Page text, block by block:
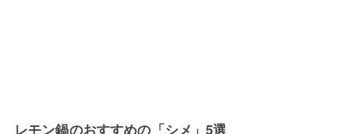
レモン鍋のおすすめの「シメ」5選